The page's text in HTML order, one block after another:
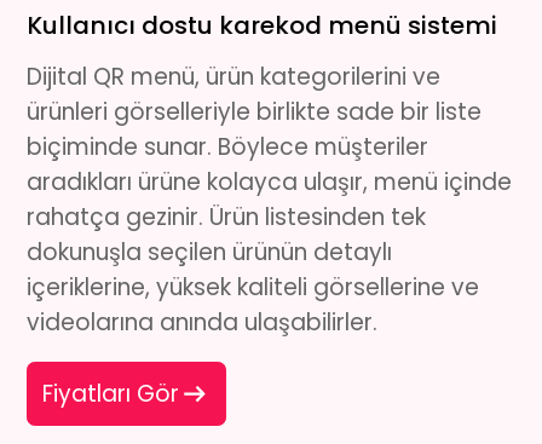
Kullanıcı dostu karekod menü sistemi
Dijital QR menü, ürün kategorilerini ve
ürünleri görselleriyle birlikte sade bir liste
biçiminde sunar. Böylece müşteriler
aradıkları ürüne kolayca ulaşır, menü içinde
rahatça gezinir. Ürün listesinden tek
dokunuşla seçilen ürünün detaylı
içeriklerine, yüksek kaliteli görsellerine ve
videolarına anında ulaşabilirler.
Fiyatları Gör